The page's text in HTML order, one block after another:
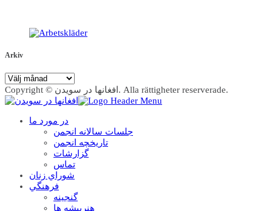
Arkiv
Arkiv
Copyright © افغانها در سویدن. Alla rättigheter reserverade.
در مورد ما
جلسات سالانه انجمن
تاریخچه انجمن
گزارشات
تماس
شوراي زنان
فرهنگي
گنجينه
هنرپيشه ها